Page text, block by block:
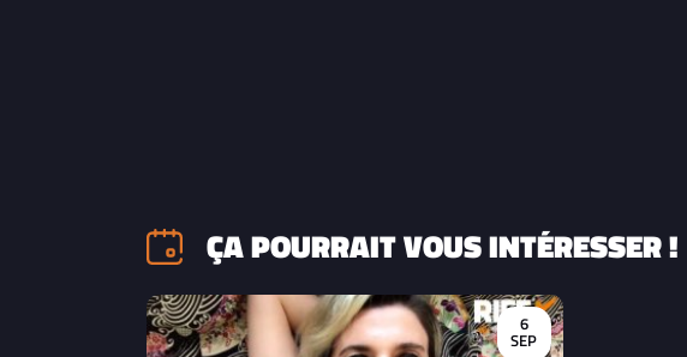
ÇA POURRAIT VOUS INTÉRESSER !
6
SEP